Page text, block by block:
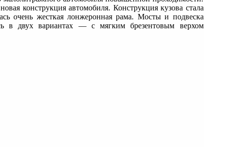
конструкция автомобиля. Конструкция кузова стала
очень жесткая лонжеронная рама. Мосты и подвеска
в двух вариантах — с мягким брезентовым верхом